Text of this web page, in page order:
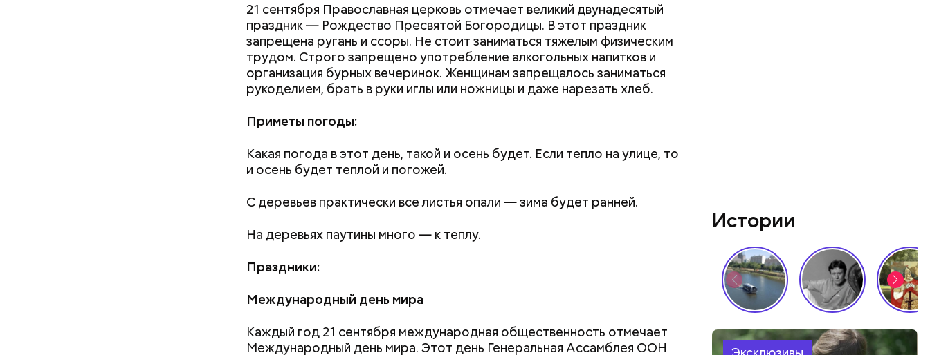
21 сентября Православная церковь отмечает великий двунадесятый
праздник — Рождество Пресвятой Богородицы. В этот праздник
запрещена ругань и ссоры. Не стоит заниматься тяжелым физическим
трудом. Строго запрещено употребление алкогольных напитков и
организация бурных вечеринок. Женщинам запрещалось заниматься
рукоделием, брать в руки иглы или ножницы и даже нарезать хлеб.
Приметы погоды:
Какая погода в этот день, такой и осень будет. Если тепло на улице, то
и осень будет теплой и погожей.
С деревьев практически все листья опали — зима будет ранней.
На деревьях паутины много — к теплу.
Праздники:
Международный день мира
Каждый год 21 сентября международная общественность отмечает
Международный день мира. Этот день Генеральная Ассамблея ООН
что человек получит ожоги или загорится помещение, предупредил
Истории